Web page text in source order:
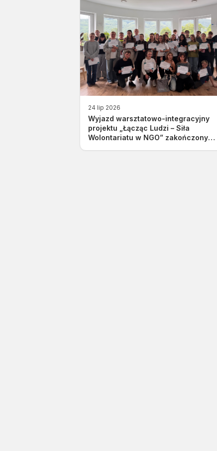
24 lip 2026
Wyjazd warsztatowo-integracyjny
projektu „Łącząc Ludzi – Siła
Wolontariatu w NGO” zakończony